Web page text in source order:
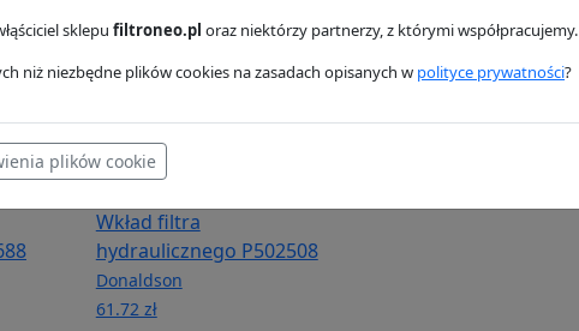
Wkład filtra
hydraulicznego P502508
Donaldson
61.72 zł
sklepu filtroneo.pl oraz niektórzy partnerzy, z którymi współpracujemy.
niż niezbędne plików cookies na zasadach opisanych w polityce prywatności?
plików cookie